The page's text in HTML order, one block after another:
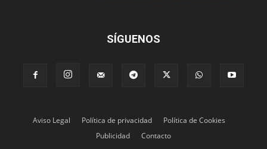
SÍGUENOS
Aviso Legal Política de privacidad
Política de Cookies
Publicidad
Contacto